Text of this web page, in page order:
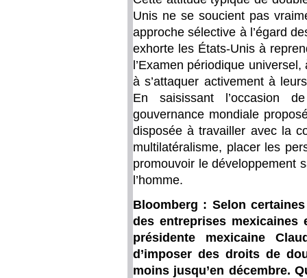
Unis ne se soucient pas
approche sélective à l’égard
exhorte les États-Unis à
l’Examen périodique
à s’attaquer activement à
En saisissant l’occasion
gouvernance mondiale
disposée à travailler avec la
multilatéralisme, placer les
promouvoir le développement
l’homme.
Bloomberg : Selon
des entreprises
présidente mexicaine
d’imposer des droits de
moins jusqu’en décembre.